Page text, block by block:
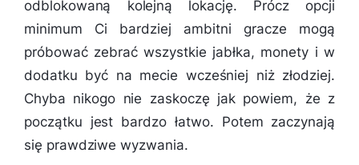
odblokowaną kolejną lokację. Prócz opcji
minimum Ci bardziej ambitni gracze mogą
próbować zebrać wszystkie jabłka, monety i w
dodatku być na mecie wcześniej niż złodziej.
Chyba nikogo nie zaskoczę jak powiem, że z
początku jest bardzo łatwo. Potem zaczynają
się prawdziwe wyzwania.